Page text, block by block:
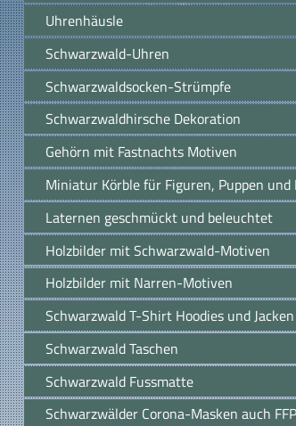
Uhrenhäusle
Schwarzwald-Uhren
Schwarzwaldsocken-Strümpfe
Schwarzwaldhirsche Dekoration
Gehörn mit Fastnachts Motiven
Miniatur Körble für Figuren, Puppen und
Laternen geschmückt und beleuchtet
Holzbilder mit Schwarzwald-Motiven
Holzbilder mit Narren-Motiven
Schwarzwald T-Shirt Hoodies und Jacken
Schwarzwald Taschen
Schwarzwald Fussmatte
Schwarzwälder Corona-Masken auch